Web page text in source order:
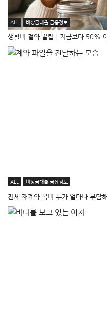
ALL 비상금대출·금융정보
생활비 절약 꿀팁│지금보다 50%
ALL 비상금대출·금융정보
전세 재계약 복비 누가 얼마나 부담